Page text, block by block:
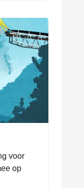
voor
op